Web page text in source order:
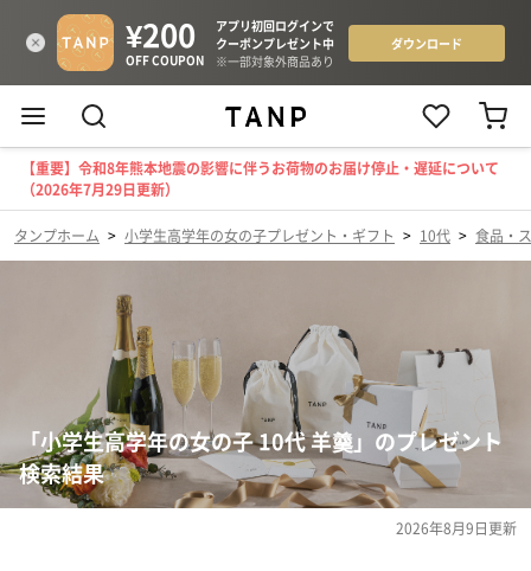
【重要】令和8年熊本地震の影響に伴うお荷物のお届け停止・遅延について
（2026年7月29日更新）
タンプホーム > 小学生高学年の女の子プレゼント・ギフト > 10代 > 食品・
「小学生高学年の女の子 10代 羊羹」のプレゼント
検索結果
2026年8月9日更新